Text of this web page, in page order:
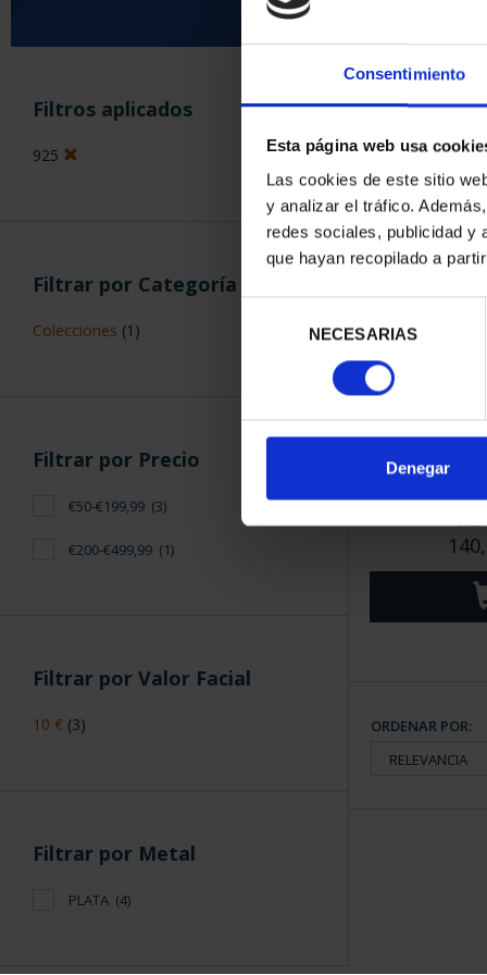
Consentimiento
Esta página web usa
Las cookies de este sitio
y analizar el tráfico.
redes sociales, publicidad y
que hayan recopilado a
consentimiento
NECESARIAS
Denegar
Filtros aplicados
925
Filtrar por Categoría
Colecciones (1)
Filtrar por Precio
€50-€199,99 (3)
€200-€499,99 (1)
Filtrar por Valor Facial
10 € (3)
Filtrar por Metal
PLATA (4)
4 Productos
AÑO GAUDÍ
ORDENAR POR: